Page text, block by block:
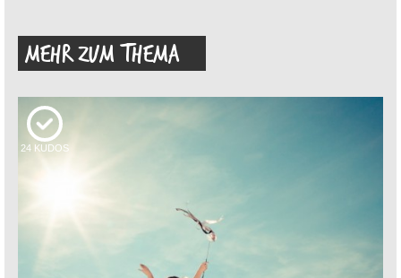
MEHR ZUM THEMA
24 KUDOS